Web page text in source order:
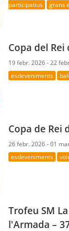
participatius
grans
Copa del
19 febr. 2026 - 22
esdeveniments
Copa de Rei
26 febr. 2026 - 01
esdeveniments
Trofeu SM
l'Armada –